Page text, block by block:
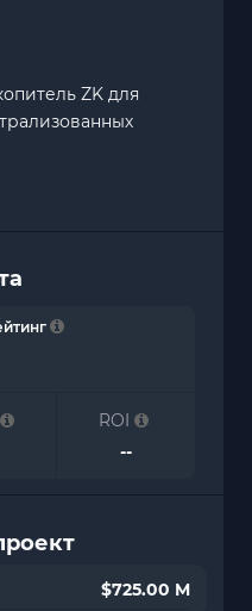
ZK для
ROI
--
$725.00 M